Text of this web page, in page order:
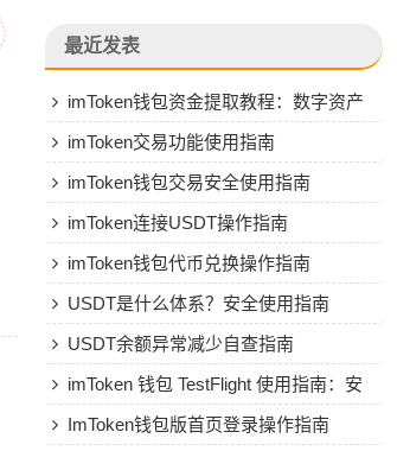
最近发表
imToken钱包资金提取教程：数字资产
转人民币操作指南
imToken交易功能使用指南
imToken钱包交易安全使用指南
imToken连接USDT操作指南
imToken钱包代币兑换操作指南
USDT是什么体系？安全使用指南
USDT余额异常减少自查指南
imToken 钱包 TestFlight 使用指南：安
全安装与风险防范
ImToken钱包版首页登录操作指南